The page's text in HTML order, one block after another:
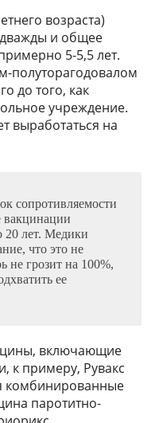
возраста)
и общее
5-5,5 лет.
полуторагодовалом
до того, как
учреждение.
выработаться на
сопротивляемости
вакцинации
20 лет. Медики
что это не
не грозит на 100%,
ее
включающие
к примеру, Рувакс
комбинированные
паротитно-